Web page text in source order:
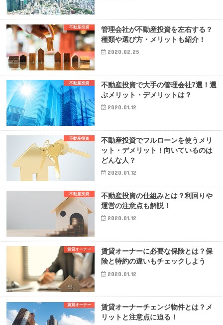
不動産投資
管理会社が不動産投資を左右する？
種類や選び方・メリットも紹介！
2020.02.25
不動産投資
不動産投資で大手の管理会社7選！選
ぶメリット・デメリットは？
2020.01.12
不動産投資
不動産投資でフルローンを使うメリ
ット・デメリット！向いているのは
どんな人？
2020.01.12
不動産投資
不動産投資の仕組みとは？利回りや
運営の注意点も解説！
2020.01.12
賃貸オーナー
賃貸オーナーに必要な保険とは？保
険と特約の違いもチェックしよう
2020.01.12
賃貸オーナー
賃貸オーナーチェンジ物件とは？メ
リットと注意点に迫る！